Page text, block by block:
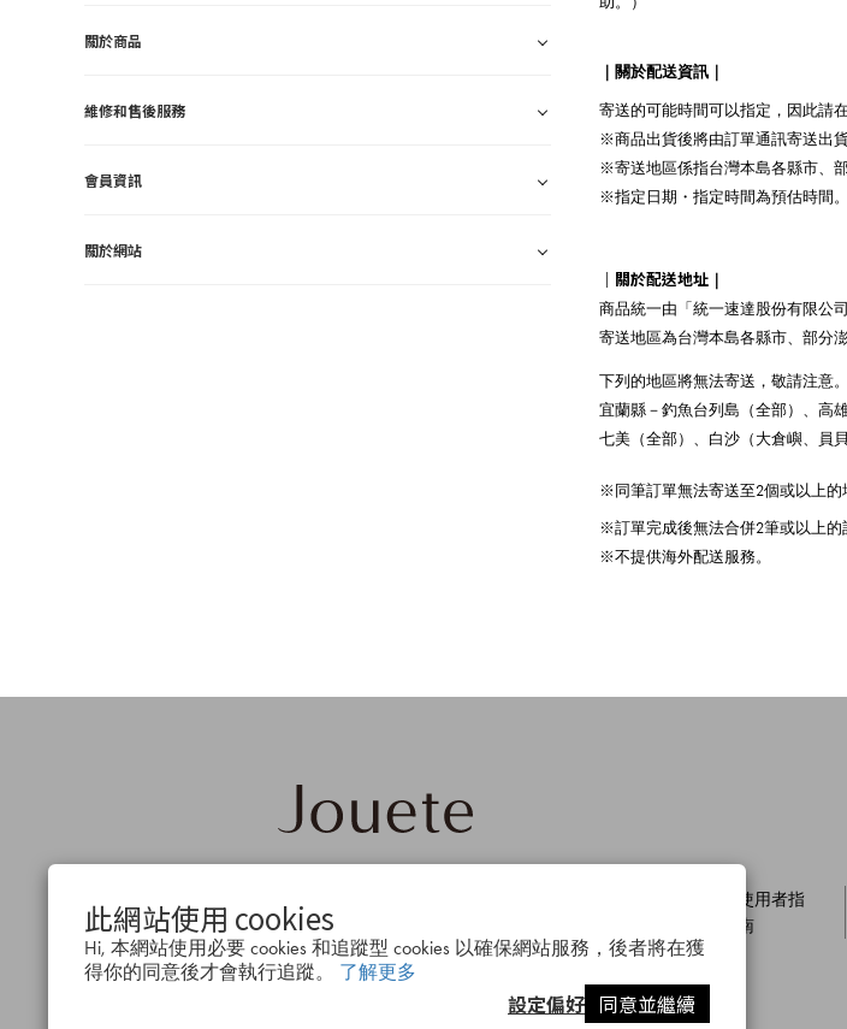
此網站使用 cookies
Hi, 本網站使用必要 cookies 和追蹤型 cookies 以確保網站服務，後者將在獲
得你的同意後才會執行追蹤。 了解更多
設定偏好 同意並繼續
｜關於配送資訊｜
寄送的可能時間可以指定，因此請
※商品出貨後將由訂單通訊寄送出貨
※寄送地區係指台灣本島各縣市、
※指定日期・指定時間為預估時間
｜關於配送地址
商品統一由「統一速達股份有限公
寄送地區為台灣本島各縣市、部分
下列的地區將無法寄送，敬請注意。
宜蘭縣－釣魚台列島（全部）、高
七美（全部）、白沙（大倉嶼、員
※同筆訂單無法寄送至2個或以上的
※訂單完成後無法合併2筆或以上的
※不提供海外配送服務。
關於商品
維修和售後服務
會員資訊
關於網站
念
使用者指
南